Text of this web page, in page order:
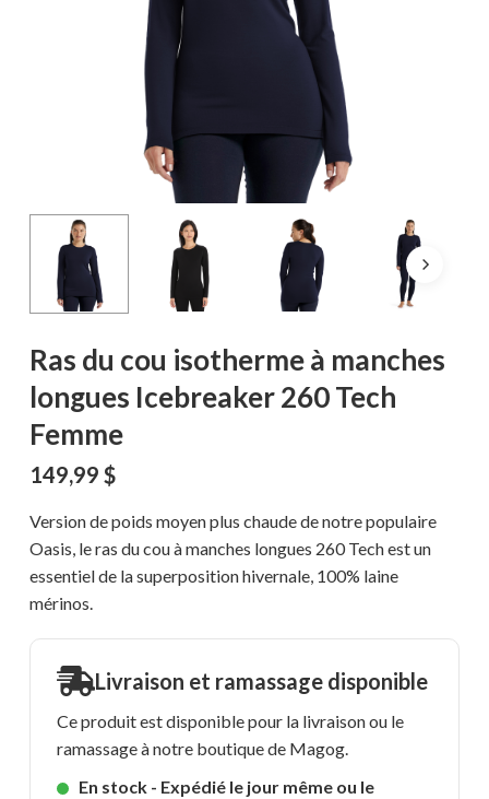
Ras du cou isotherme à manches
longues Icebreaker 260 Tech
Femme
149,99 $
Version de poids moyen plus chaude de notre populaire
Oasis, le ras du cou à manches longues 260 Tech est un
essentiel de la superposition hivernale, 100% laine
mérinos.
Livraison et ramassage disponible
Ce produit est disponible pour la livraison ou le
ramassage à notre boutique de Magog.
En stock - Expédié le jour même ou le